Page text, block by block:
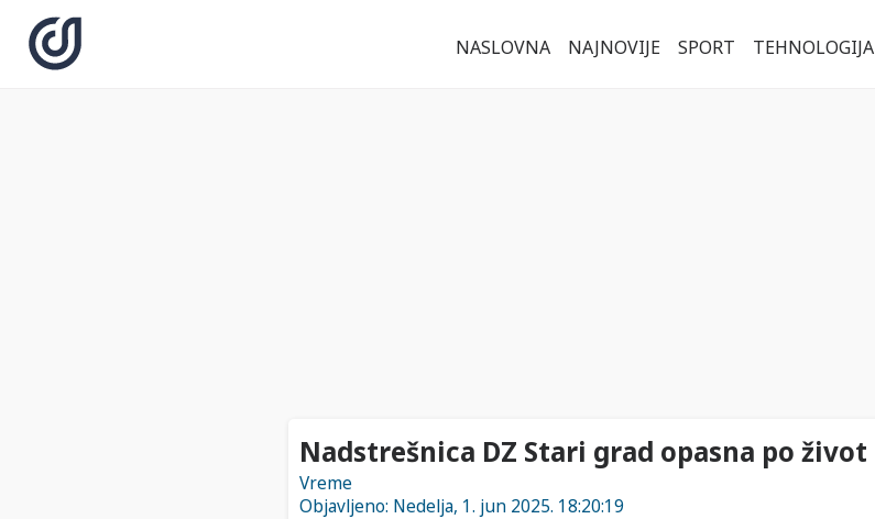
NASLOVNA NAJNOVIJE SPORT TEHNOLOGIJA
Nadstrešnica DZ Stari grad opasna po život
Vreme
Objavljeno: Nedelja, 1. jun 2025. 18:20:19